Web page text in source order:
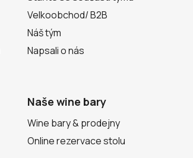
Velkoobchod/ B2B
Náš tým
Napsali o nás
Naše wine bary
Wine bary & prodejny
Online rezervace stolu